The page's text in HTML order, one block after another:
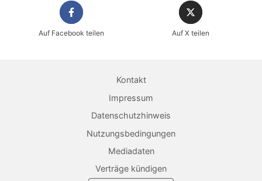
Auf Facebook teilen Auf X teilen
Kontakt
Impressum
Datenschutzhinweis
Nutzungsbedingungen
Mediadaten
Verträge kündigen